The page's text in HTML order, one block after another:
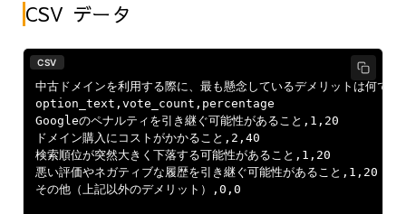
CSV データ
CSV
中古ドメインを利用する際に、最も懸念しているデメリットは何です
option_text,vote_count,percentage
Googleのペナルティを引き継ぐ可能性があること,1,20
ドメイン購入にコストがかかること,2,40
検索順位が突然大きく下落する可能性があること,1,20
悪い評価やネガティブな履歴を引き継ぐ可能性があること,1,20
その他（上記以外のデメリット）,0,0